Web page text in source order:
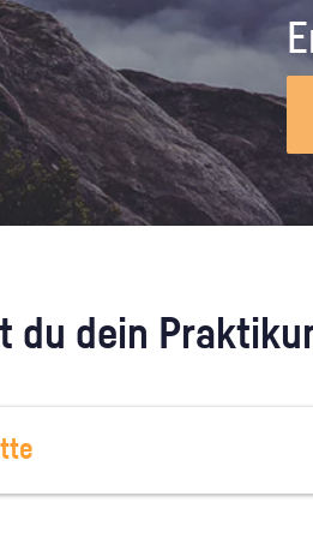
Unternehmen lohnt, wie man sich
vorbereitet und wie ein Vorab-
abläuft.
du dein